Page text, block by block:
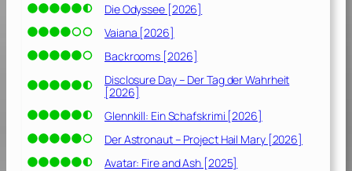
Die Odyssee [2026]
Vaiana [2026]
Backrooms [2026]
Disclosure Day – Der Tag der Wahrheit
[2026]
Glennkill: Ein Schafskrimi [2026]
Der Astronaut – Project Hail Mary [2026]
Avatar: Fire and Ash [2025]